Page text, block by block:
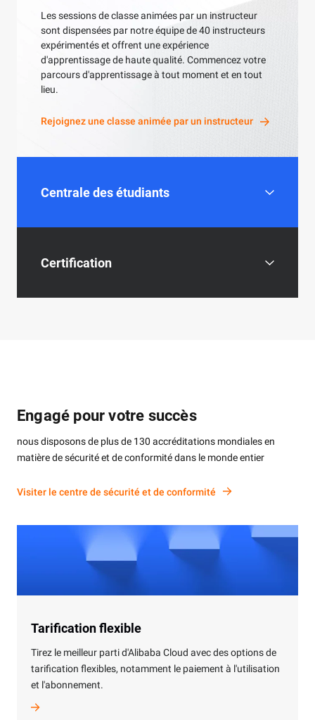
Les sessions de classe animées par un instructeur
sont dispensées par notre équipe de 40 instructeurs
expérimentés et offrent une expérience
d'apprentissage de haute qualité. Commencez votre
parcours d'apprentissage à tout moment et en tout
lieu.
Rejoignez une classe animée par un instructeur
Centrale des étudiants
100 cours et certifications en
certifications ACA !
Certification
expertise technique et vos
connaissances dans des
domaines spécialisés.
Engagé pour votre succès
nous disposons de plus de 130 accréditations mondiales en
matière de sécurité et de conformité dans le monde entier
Visiter le centre de sécurité et de conformité
Tarification flexible
Tirez le meilleur parti d'Alibaba Cloud avec des options de
tarification flexibles, notamment le paiement à l'utilisation
et l'abonnement.